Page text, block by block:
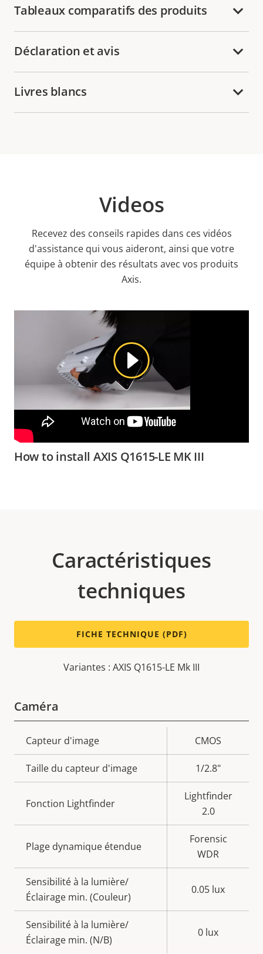
Tableaux comparatifs des produits
Déclaration et avis
Livres blancs
Videos
Recevez des conseils rapides dans ces vidéos
d'assistance qui vous aideront, ainsi que votre
équipe à obtenir des résultats avec vos produits
Axis.
How to install AXIS Q1615-LE MK III
Caractéristiques
techniques
FICHE TECHNIQUE (PDF)
Variantes : AXIS Q1615-LE Mk III
Caméra
Description
de la
propriété
la
propriété
Capteur d'image CMOS
Taille du capteur d'image 1/2.8"
Fonction Lightfinder
Lightfinder
2.0
Plage dynamique étendue
Forensic
WDR
Sensibilité à la lumière/
Éclairage min. (Couleur)
0.05 lux
Sensibilité à la lumière/
Éclairage min. (N/B)
0 lux